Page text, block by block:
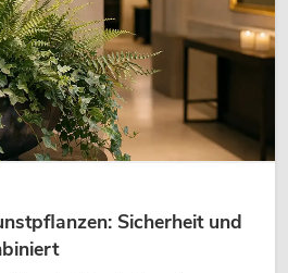
Sicherheit und